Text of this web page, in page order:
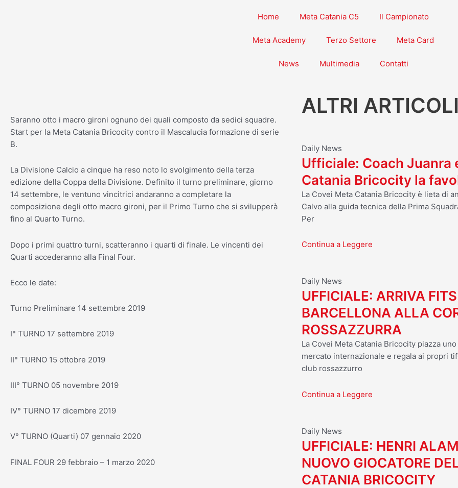
Home Meta Catania C5 Il Campionato
Meta Academy Terzo Settore Meta Card
News Multimedia Contatti
Saranno otto i macro gironi ognuno dei quali composto da sedici squadre.
Start per la Meta Catania Bricocity contro il Mascalucia formazione di serie
B.
La Divisione Calcio a cinque ha reso noto lo svolgimento della terza
edizione della Coppa della Divisione. Definito il turno preliminare, giorno
14 settembre, le ventuno vincitrici andaranno a completare la
composizione degli otto macro gironi, per il Primo Turno che si svilupperà
fino al Quarto Turno.
Dopo i primi quattro turni, scatteranno i quarti di finale. Le vincenti dei
Quarti accederanno alla Final Four.
Ecco le date:
Turno Preliminare 14 settembre 2019
I° TURNO 17 settembre 2019
II° TURNO 15 ottobre 2019
III° TURNO 05 novembre 2019
IV° TURNO 17 dicembre 2019
V° TURNO (Quarti) 07 gennaio 2020
FINAL FOUR 29 febbraio – 1 marzo 2020
ALTRI ARTICOLI
Daily News
Ufficiale: Coach Juanra
Catania Bricocity la
La Covei Meta Catania Bricocity è lieta di
Calvo alla guida tecnica della Prima
Per
Continua a Leggere
Daily News
UFFICIALE: ARRIVA
BARCELLONA ALLA
ROSSAZZURRA
La Covei Meta Catania Bricocity piazza
mercato internazionale e regala ai propri
club rossazzurro
Continua a Leggere
Daily News
UFFICIALE: HENRI
NUOVO GIOCATORE
CATANIA BRICOCITY